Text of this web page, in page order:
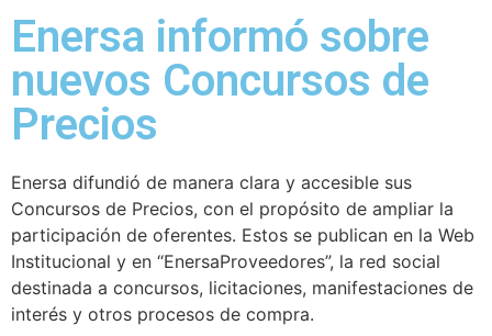
Enersa informó sobre
nuevos Concursos de
Precios
Enersa difundió de manera clara y accesible sus
Concursos de Precios, con el propósito de ampliar la
participación de oferentes. Estos se publican en la Web
Institucional y en “EnersaProveedores”, la red social
destinada a concursos, licitaciones, manifestaciones de
interés y otros procesos de compra.